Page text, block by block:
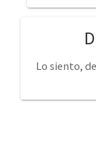
Lo siento,